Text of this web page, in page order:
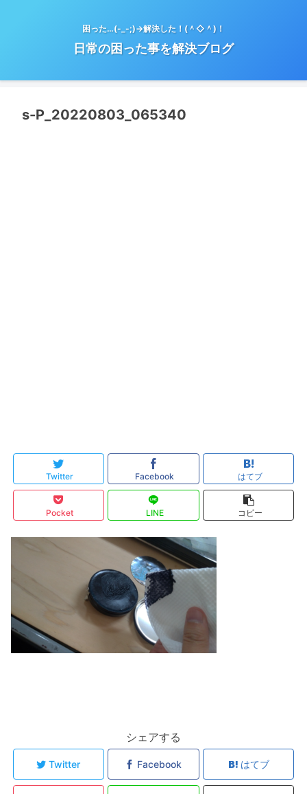
困った…(-_-;)→解決した！(＾◇＾)！
日常の困った事を解決ブログ
s-P_20220803_065340
Twitter Facebook はてブ
Pocket LINE コピー
シェアする
Twitter Facebook はてブ